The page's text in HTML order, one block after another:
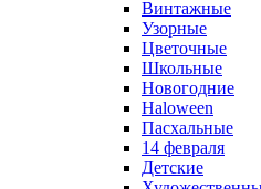
Винтажные
Узорные
Цветочные
Школьные
Новогодние
Haloween
Пасхальные
14 февраля
Детские